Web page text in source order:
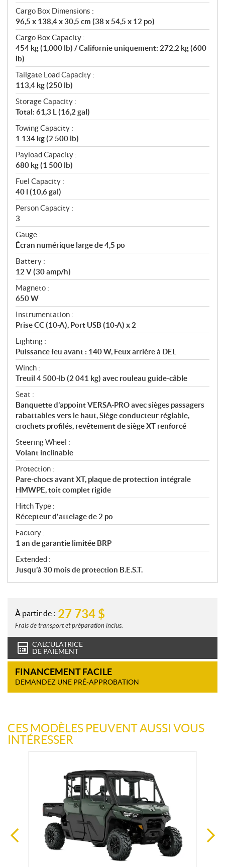
Cargo Box Dimensions :
96,5 x 138,4 x 30,5 cm (38 x 54,5 x 12 po)
Cargo Box Capacity :
454 kg (1,000 lb) / Californie uniquement: 272,2 kg (600
lb)
Tailgate Load Capacity :
113,4 kg (250 lb)
Storage Capacity :
Total: 61,3 L (16,2 gal)
Towing Capacity :
1 134 kg (2 500 lb)
Payload Capacity :
680 kg (1 500 lb)
Fuel Capacity :
40 l (10,6 gal)
Person Capacity :
3
Gauge :
Écran numérique large de 4,5 po
Battery :
12 V (30 amp/h)
Magneto :
650 W
Instrumentation :
Prise CC (10-A), Port USB (10-A) x 2
Lighting :
Puissance feu avant : 140 W, Feux arrière à DEL
Winch :
Treuil 4 500-lb (2 041 kg) avec rouleau guide-câble
Seat :
Banquette d’appoint VERSA-PRO avec sièges passagers
rabattables vers le haut, Siège conducteur réglable,
crochets profilés, revêtement de siège XT renforcé
Steering Wheel :
Volant inclinable
Protection :
Pare-chocs avant XT, plaque de protection intégrale
HMWPE, toit complet rigide
Hitch Type :
Récepteur d'attelage de 2 po
Factory :
1 an de garantie limitée BRP
Extended :
Jusqu’à 30 mois de protection B.E.S.T.
À partir de : 27 734 $
Frais de transport et préparation inclus.
CALCULATRICE
DE PAIEMENT
FINANCEMENT FACILE
DEMANDEZ UNE PRÉ-APPROBATION
CES MODÈLES PEUVENT AUSSI VOUS
INTÉRESSER